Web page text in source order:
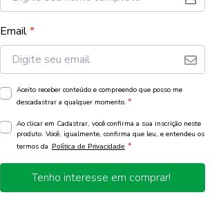
Email*
Aceito receber conteúdo e compreendo que posso me
descadastrar a qualquer momento. *
Ao clicar em Cadastrar, você confirma a sua inscrição neste
produto. Você, igualmente, confirma que leu, e entendeu os
termos da Política de Privacidade *
Tenho interesse em comprar!